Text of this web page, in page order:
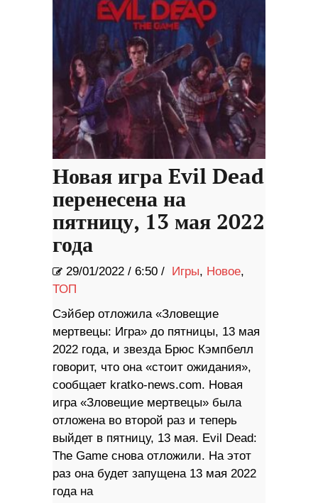
Новая игра Evil Dead
перенесена на
пятницу, 13 мая 2022
года
29/01/2022 / 6:50 / Игры, Новое,
ТОП
Сэйбер отложила «Зловещие
мертвецы: Игра» до пятницы, 13 мая
2022 года, и звезда Брюс Кэмпбелл
говорит, что она «стоит ожидания»,
сообщает kratko-news.com. Новая
игра «Зловещие мертвецы» была
отложена во второй раз и теперь
выйдет в пятницу, 13 мая. Evil Dead:
The Game снова отложили. На этот
раз она будет запущена 13 мая 2022
года на